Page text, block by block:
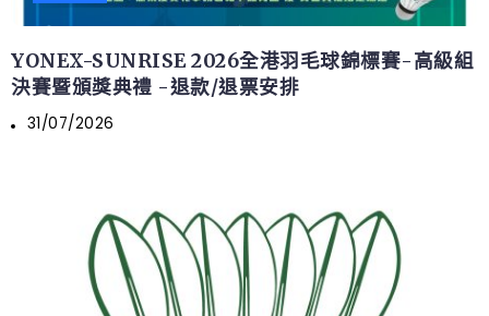
YONEX-SUNRISE 2026全港羽毛球錦標賽-高級組
決賽暨頒獎典禮 -退款/退票安排
31/07/2026